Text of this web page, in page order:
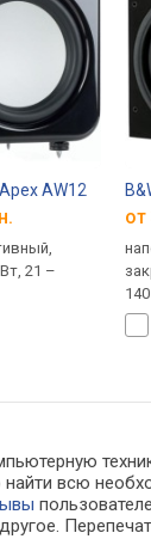
AW12
21 –
от
найти всю